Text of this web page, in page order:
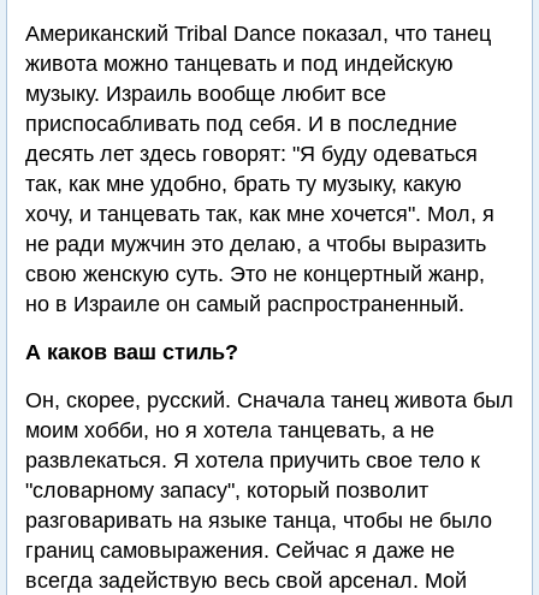
Американский Tribal Dance показал, что танец
живота можно танцевать и под индейскую
музыку. Израиль вообще любит все
приспосабливать под себя. И в последние
десять лет здесь говорят: "Я буду одеваться
так, как мне удобно, брать ту музыку, какую
хочу, и танцевать так, как мне хочется". Мол, я
не ради мужчин это делаю, а чтобы выразить
свою женскую суть. Это не концертный жанр,
но в Израиле он самый распространенный.
А каков ваш стиль?
Он, скорее, русский. Сначала танец живота был
моим хобби, но я хотела танцевать, а не
развлекаться. Я хотела приучить свое тело к
"словарному запасу", который позволит
разговаривать на языке танца, чтобы не было
границ самовыражения. Сейчас я даже не
всегда задействую весь свой арсенал. Мой